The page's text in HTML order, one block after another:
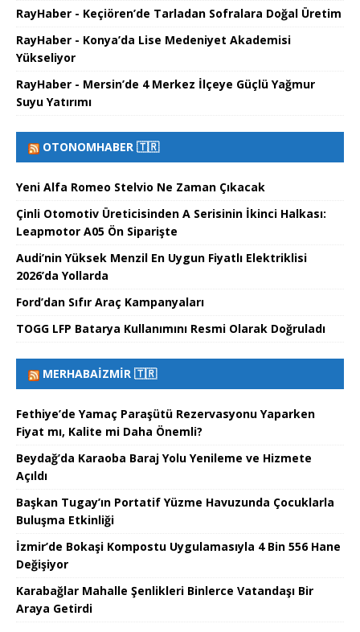
RayHaber - Keçiören’de Tarladan Sofralara Doğal Üretim
RayHaber - Konya’da Lise Medeniyet Akademisi
Yükseliyor
RayHaber - Mersin’de 4 Merkez İlçeye Güçlü Yağmur
Suyu Yatırımı
OTONOMHABER 🇹🇷
Yeni Alfa Romeo Stelvio Ne Zaman Çıkacak
Çinli Otomotiv Üreticisinden A Serisinin İkinci Halkası:
Leapmotor A05 Ön Siparişte
Audi’nin Yüksek Menzil En Uygun Fiyatlı Elektriklisi
2026’da Yollarda
Ford’dan Sıfır Araç Kampanyaları
TOGG LFP Batarya Kullanımını Resmi Olarak Doğruladı
MERHABAİZMIR 🇹🇷
Fethiye’de Yamaç Paraşütü Rezervasyonu Yaparken
Fiyat mı, Kalite mi Daha Önemli?
Beydağ’da Karaoba Baraj Yolu Yenileme ve Hizmete
Açıldı
Başkan Tugay’ın Portatif Yüzme Havuzunda Çocuklarla
Buluşma Etkinliği
İzmir’de Bokaşi Kompostu Uygulamasıyla 4 Bin 556 Hane
Değişiyor
Karabağlar Mahalle Şenlikleri Binlerce Vatandaşı Bir
Araya Getirdi